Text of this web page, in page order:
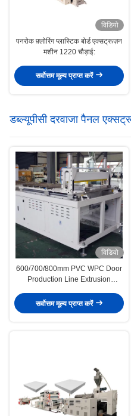
विडियो
पनरोक फ़्लोरिंग प्लास्टिक बोर्ड एक्सट्रूज़न
मशीन 1220 चौड़ाई:
सर्वोत्तम मूल्य प्राप्त करें
डब्ल्यूपीसी दरवाजा पैनल
विडियो
600/700/800mm PVC WPC Door
Production Line Extrusion
Frame Profile Door Hot Stamping
Carving Machinery
सर्वोत्तम मूल्य प्राप्त करें